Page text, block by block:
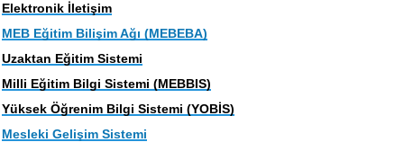
Elektronik İletişim
MEB Eğitim Bilişim Ağı (MEBEBA)
Uzaktan Eğitim Sistemi
Milli Eğitim Bilgi Sistemi (MEBBIS)
Yüksek Öğrenim Bilgi Sistemi (YOBİS)
Mesleki Gelişim Sistemi